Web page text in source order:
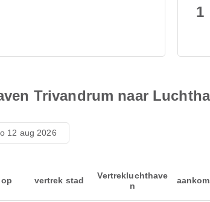
1
Trivandrum naar
12 aug 2026
vertrek stad
Vertrekluchthave
n